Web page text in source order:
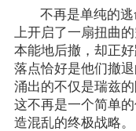
不再是单纯的
上开启了一扇扭曲
本能地后撤，却正
落点恰好是他们撤
涌出的不仅是瑞兹
这不再是一个简单
造混乱的终极战略。